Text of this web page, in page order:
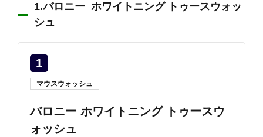
1.バロニー ホワイトニング トゥースウォッ
シュ
1
マウスウォッシュ
バロニー ホワイトニング トゥースウ
ォッシュ